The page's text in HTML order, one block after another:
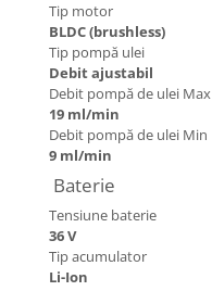
Echipamente Forestiere
Jucarii
Piese de schimb
Tambur Demaror
Aprindere Electronica
Amortizoare
Arc acceleratie
Tip motor
BLDC (brushless)
Tip pompă ulei
Debit ajustabil
Debit pompă de ulei Max
19 ml/min
Debit pompă de ulei Min
9 ml/min
Baterie
Tensiune baterie
36 V
Tip acumulator
Li-Ion